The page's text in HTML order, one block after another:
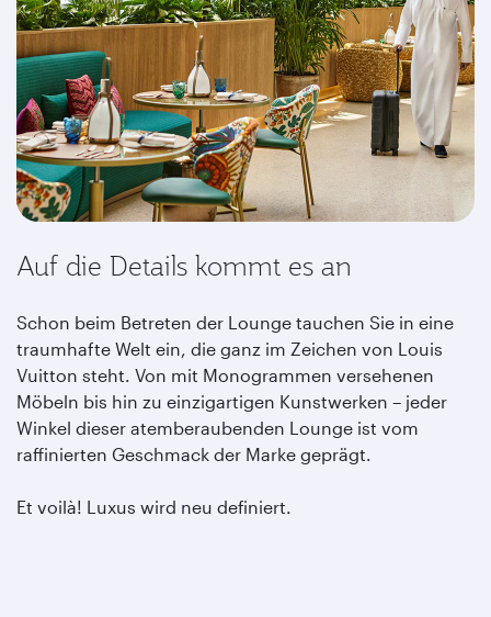
Auf die Details kommt es an
Schon beim Betreten der Lounge tauchen Sie in eine
traumhafte Welt ein, die ganz im Zeichen von Louis
Vuitton steht. Von mit Monogrammen versehenen
Möbeln bis hin zu einzigartigen Kunstwerken – jeder
Winkel dieser atemberaubenden Lounge ist vom
raffinierten Geschmack der Marke geprägt.
Et voilà! Luxus wird neu definiert.